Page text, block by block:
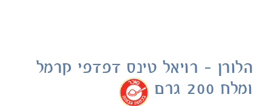
הלורן – רויאל טינס דפדפי קרמל
ומלח 200 גרם
.